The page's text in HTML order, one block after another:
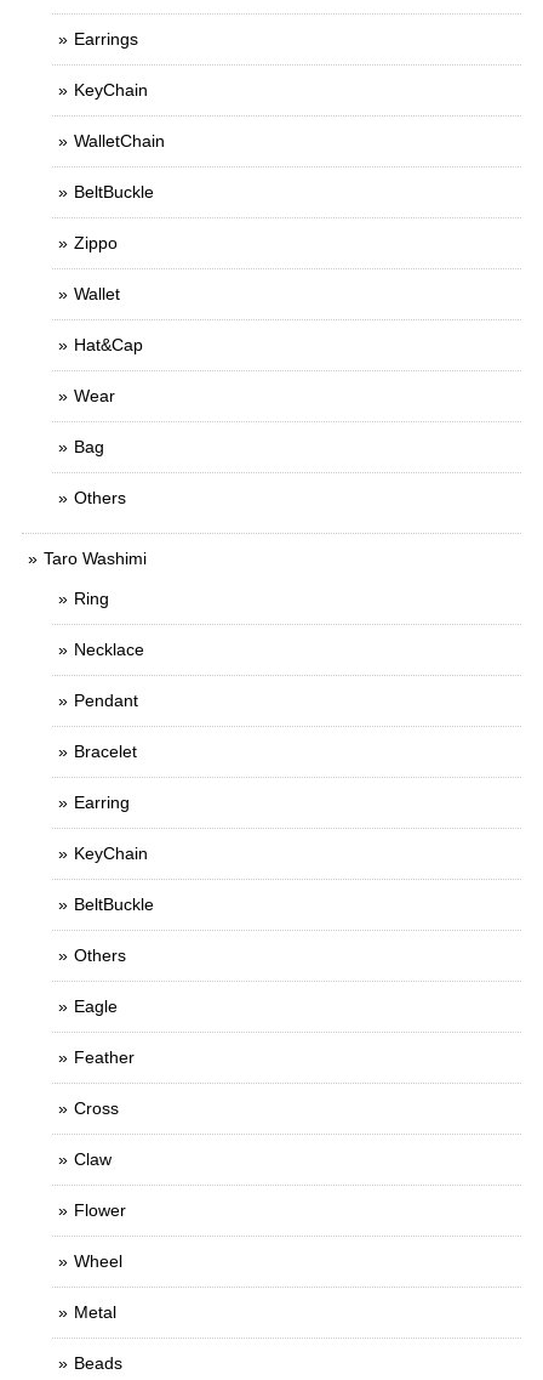
Earrings
KeyChain
WalletChain
BeltBuckle
Zippo
Wallet
Hat&Cap
Wear
Bag
Others
Taro Washimi
Ring
Necklace
Pendant
Bracelet
Earring
KeyChain
BeltBuckle
Others
Eagle
Feather
Cross
Claw
Flower
Wheel
Metal
Beads